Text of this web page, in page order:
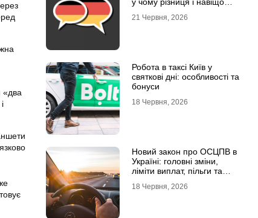
«два
21 Червня, 2026
Робота в таксі Київ у
святкові дні: особливості та
бонуси
18 Червня, 2026
Новий закон про ОСЦПВ в
Україні: головні зміни,
ліміти виплат, пільги та
18 Червня, 2026